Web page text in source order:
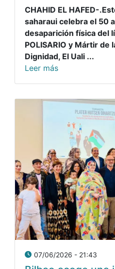
CHAHID EL HAFED-
saharaui celebra el 50
desaparición física del
POLISARIO y Mártir de
Dignidad, El Uali ...
Leer más
07/06/2026 - 21:43